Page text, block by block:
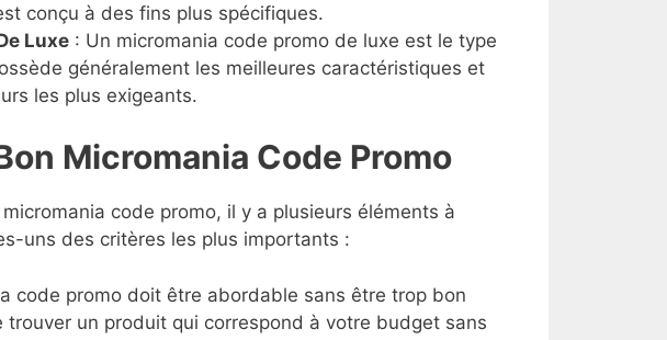
conçu à des fins plus spécifiques.
Luxe : Un micromania code promo de luxe est le type
généralement les meilleures caractéristiques et
les plus exigeants.
Micromania Code Promo
code promo, il y a plusieurs éléments à
uns des critères les plus importants :
code promo doit être abordable sans être trop bon
un produit qui correspond à votre budget sans